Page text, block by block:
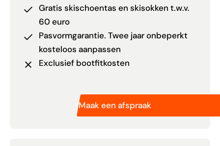
Gratis skischoentas en skisokken t.w.v.
60 euro
Pasvormgarantie. Twee jaar onbeperkt
kosteloos aanpassen
Exclusief bootfitkosten
Maak een afspraak